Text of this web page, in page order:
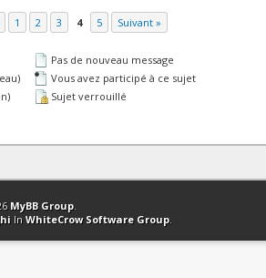
1 2 3 4 5 Suivant »
Pas de nouveau message
Vous avez participé à ce sujet
Sujet verrouillé
Retourner en haut Version bas-débit
MyBB Group.
In WhiteCrow Software Group.